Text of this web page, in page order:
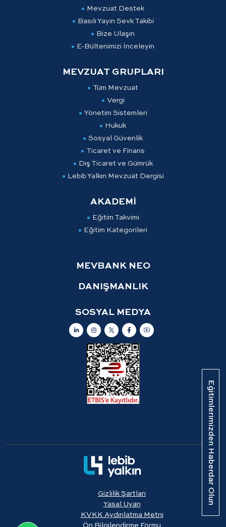
Eğitimlerimizden Haberdar Olun
Mevzuat Destek
Basılı Yayın Sevk Takibi
Bize Ulaşın
E-Bültenimizi İnceleyin
MEVZUAT GRUPLARI
Tüm Mevzuat
Vergi
Yönetim Sistemleri
Hukuk
Sosyal Güvenlik
Ticaret ve Finans
Dış Ticaret ve Gümrük
Lebib Yalkın Mevzuat Dergisi
AKADEMİ
Eğitim Takvimi
Eğitim Kategorileri
MEVBANK NEO
DANIŞMANLIK
SOSYAL MEDYA
Gizlilik Şartları
Yasal Uyarı
KVKK Aydınlatma Metni
Ön Bilgilendirme Formu